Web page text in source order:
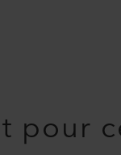
pour